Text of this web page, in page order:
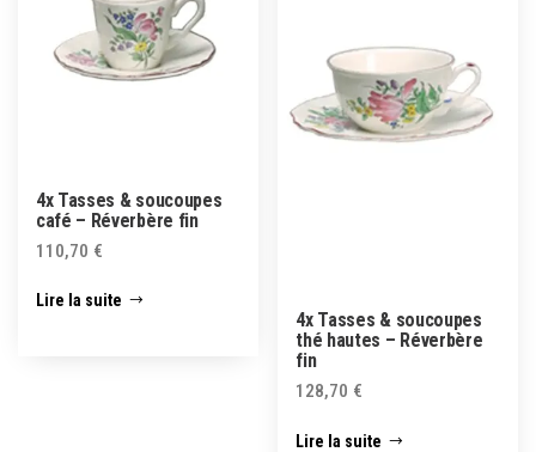
4x Tasses & soucoupes
café – Réverbère fin
110,70 €
Lire la suite
4x Tasses & soucoupes
thé hautes – Réverbère
fin
128,70 €
Lire la suite